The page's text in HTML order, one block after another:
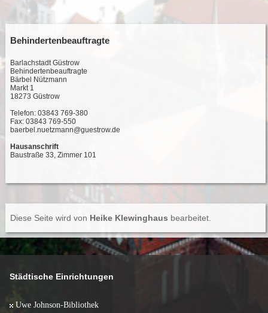
Behindertenbeauftragte
Barlachstadt Güstrow
Behindertenbeauftragte
Bärbel Nützmann
Markt 1
18273 Güstrow
Telefon: 03843 769-380
Fax: 03843 769-550
baerbel.nuetzmann@guestrow.de
Hausanschrift
Baustraße 33, Zimmer 101
Diese Seite wird von Heike Klewinghaus bearbeitet.
Städtische Einrichtungen
Uwe Johnson-Bibliothek